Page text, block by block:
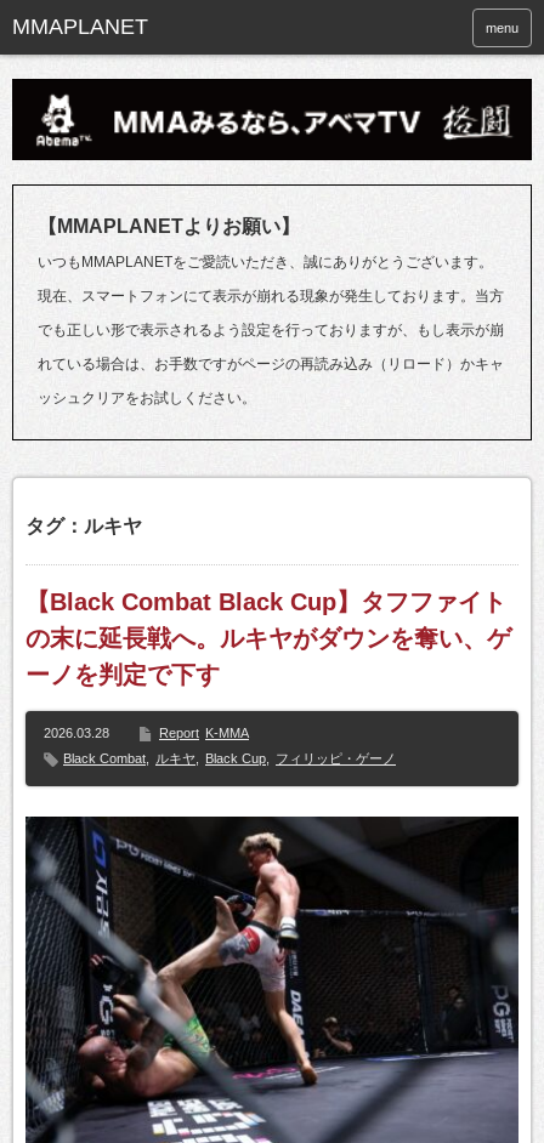
menu
【MMAPLANETよりお願い】
いつもMMAPLANETをご愛読いただき、誠にありがとうございます。
現在、スマートフォンにて表示が崩れる現象が発生しております。当方
でも正しい形で表示されるよう設定を行っておりますが、もし表示が崩
れている場合は、お手数ですがページの再読み込み（リロード）かキャ
ッシュクリアをお試しください。
タグ：ルキヤ
【Black Combat Black Cup】タフファイト
の末に延長戦へ。ルキヤがダウンを奪い、ゲ
ーノを判定で下す
2026.03.28 Report K-MMA
Black Combat
ルキヤ Black Cup フィリッピ・ゲーノ